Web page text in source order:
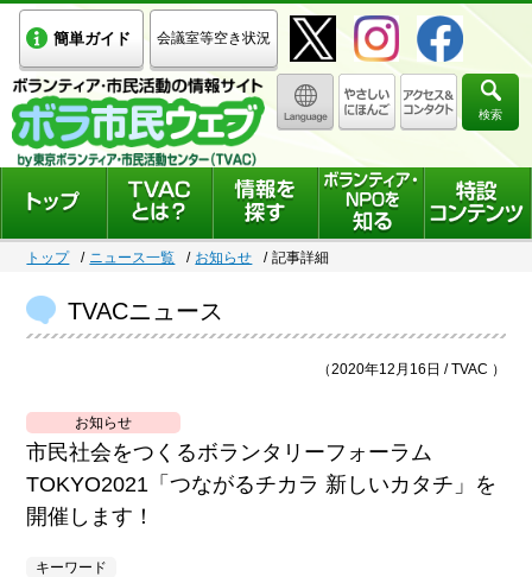
簡単ガイド 会議室等空き状況
検索
トップ ニュース一覧 お知らせ 記事詳細
TVACニュース
（2020年12月16日 / TVAC ）
お知らせ
市民社会をつくるボランタリーフォーラム
TOKYO2021「つながるチカラ 新しいカタチ」を
開催します！
キーワード